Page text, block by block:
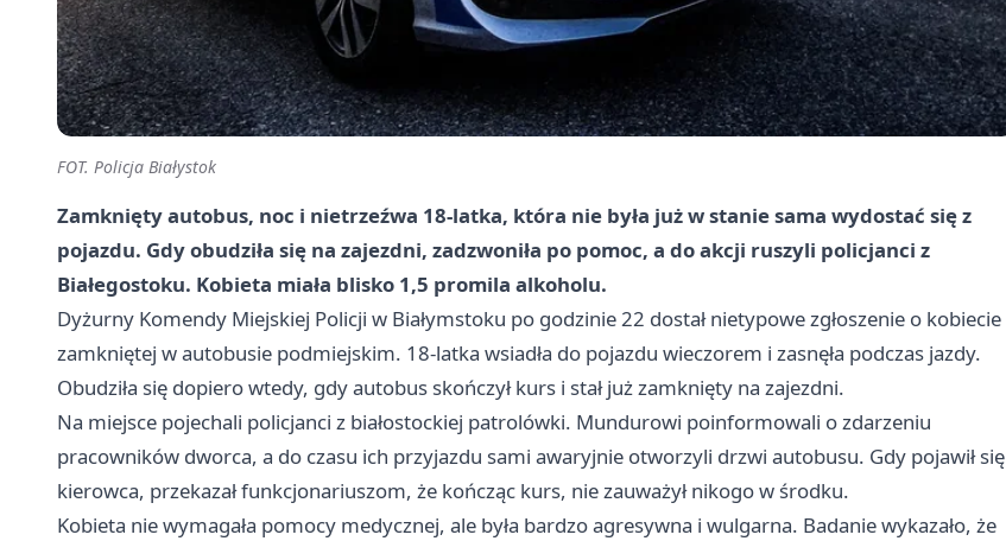
FOT. Policja Białystok
Zamknięty autobus, noc i nietrzeźwa 18-latka, która nie była już w stanie sama wydostać się z
pojazdu. Gdy obudziła się na zajezdni, zadzwoniła po pomoc, a do akcji ruszyli policjanci z
Białegostoku. Kobieta miała blisko 1,5 promila alkoholu.
Dyżurny Komendy Miejskiej Policji w Białymstoku po godzinie 22 dostał nietypowe zgłoszenie o kobiecie
zamkniętej w autobusie podmiejskim. 18-latka wsiadła do pojazdu wieczorem i zasnęła podczas jazdy.
Obudziła się dopiero wtedy, gdy autobus skończył kurs i stał już zamknięty na zajezdni.
Na miejsce pojechali policjanci z białostockiej patrolówki. Mundurowi poinformowali o zdarzeniu
pracowników dworca, a do czasu ich przyjazdu sami awaryjnie otworzyli drzwi autobusu. Gdy pojawił się
kierowca, przekazał funkcjonariuszom, że kończąc kurs, nie zauważył nikogo w środku.
Kobieta nie wymagała pomocy medycznej, ale była bardzo agresywna i wulgarna. Badanie wykazało, że